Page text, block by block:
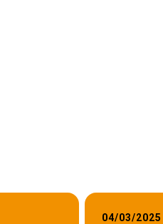
04/03/2025